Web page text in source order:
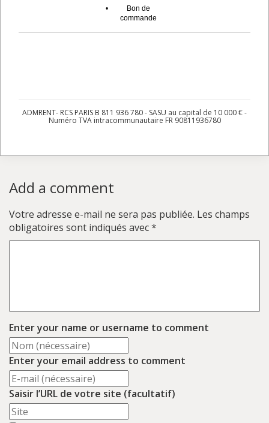
•
Bon de
commande
ADMRENT- RCS PARIS B 811 936 780 - SASU au capital de 10 000 € -
Numéro TVA intracommunautaire FR 90811936780
Add a comment
Votre adresse e-mail ne sera pas publiée. Les champs
obligatoires sont indiqués avec*
Enter your name or username to comment
Enter your email address to comment
Saisir l’URL de votre site (facultatif)